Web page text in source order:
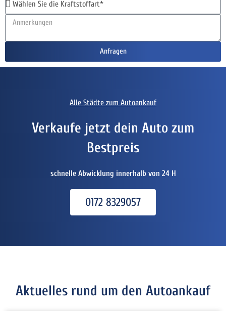
Anfragen
Alle Städte zum Autoankauf
Verkaufe jetzt dein Auto zum
Bestpreis
schnelle Abwicklung innerhalb von 24 H
0172 8329057
Aktuelles rund um den Autoankauf